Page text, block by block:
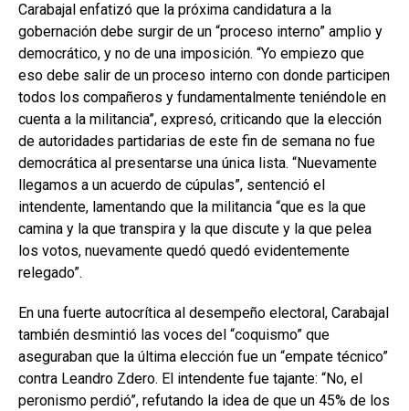
Carabajal enfatizó que la próxima candidatura a la
gobernación debe surgir de un “proceso interno” amplio y
democrático, y no de una imposición. “Yo empiezo que
eso debe salir de un proceso interno con donde participen
todos los compañeros y fundamentalmente teniéndole en
cuenta a la militancia”, expresó, criticando que la elección
de autoridades partidarias de este fin de semana no fue
democrática al presentarse una única lista. “Nuevamente
llegamos a un acuerdo de cúpulas”, sentenció el
intendente, lamentando que la militancia “que es la que
camina y la que transpira y la que discute y la que pelea
los votos, nuevamente quedó quedó evidentemente
relegado”.
En una fuerte autocrítica al desempeño electoral, Carabajal
también desmintió las voces del “coquismo” que
aseguraban que la última elección fue un “empate técnico”
contra Leandro Zdero. El intendente fue tajante: “No, el
peronismo perdió”, refutando la idea de que un 45% de los